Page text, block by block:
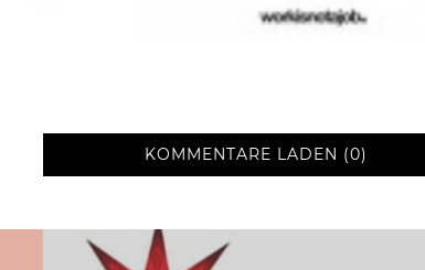
KOMMENTARE LADEN (0)